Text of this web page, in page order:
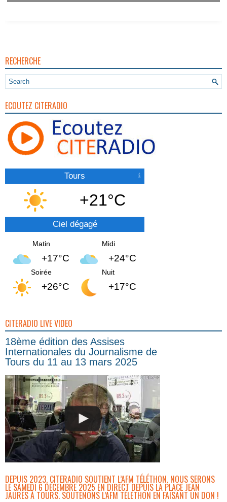
Vigilance Pour Feux De Forêt
RECHERCHE
ECOUTEZ CITERADIO
Tours
+21°C
Ciel dégagé
Matin
+17°C
Midi
+24°C
Soirée
+26°C
Nuit
+17°C
CITERADIO LIVE VIDEO
18ème édition des Assises
Internationales du Journalisme de
Tours du 11 au 13 mars 2025
DEPUIS 2023, CITERADIO SOUTIENT L’AFM TÉLÉTHON. NOUS SERONS
LE SAMEDI 6 DÉCEMBRE 2025 EN DIRECT DEPUIS LA PLACE JEAN
JAURÈS À TOURS. SOUTENONS L’AFM TÉLÉTHON EN FAISANT UN DON !